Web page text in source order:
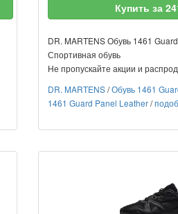
Купить за
DR. MARTENS Обувь 1461
Спортивная обувь
Не пропускайте акции и
DR. MARTENS/Обувь 1461
1461 Guard Panel Leather/